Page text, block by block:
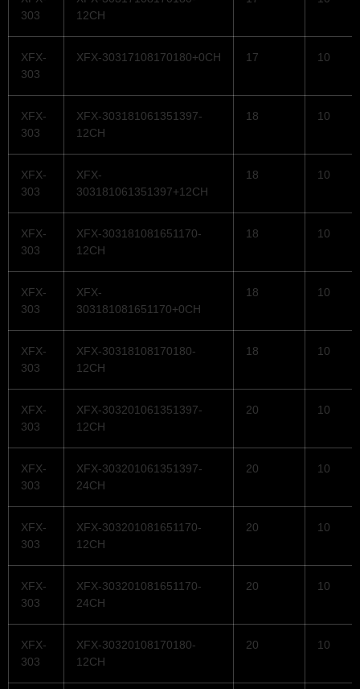
303
12CH
XFX-
303
XFX-30317108170180+0CH 17 10
XFX-
303
XFX-303181061351397-
12CH
18 10
XFX-
303
XFX-
303181061351397+12CH
18 10
XFX-
303
XFX-303181081651170-
12CH
18 10
XFX-
303
XFX-
303181081651170+0CH
18 10
XFX-
303
XFX-30318108170180-
12CH
18 10
XFX-
303
XFX-303201061351397-
12CH
20 10
XFX-
303
XFX-303201061351397-
24CH
20 10
XFX-
303
XFX-303201081651170-
12CH
20 10
XFX-
303
XFX-303201081651170-
24CH
20 10
XFX-
303
XFX-30320108170180-
12CH
20 10